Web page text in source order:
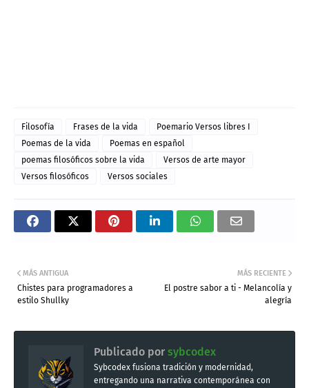
Filosofía Frases de la vida
Poemario Versos libres I
Poemas de la vida
Poemas en español
poemas filosóficos sobre la vida
Versos de arte mayor
Versos filosóficos
Versos sociales
MÁS RECIENTE
El postre sabor a ti - Melancolía y
alegría
MÁS ANTIGUA
Chistes para programadores a
estilo Shullky
Publicado por sybcodex
Sybcodex fusiona tradición y modernidad,
entregando una narrativa contemporánea con